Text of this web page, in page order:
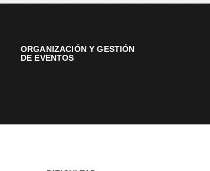
ORGANIZACIÓN Y GESTIÓN
DE EVENTOS